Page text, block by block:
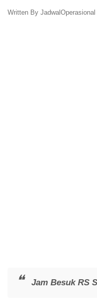
Written By JadwalOperasional
Jam Besuk RS